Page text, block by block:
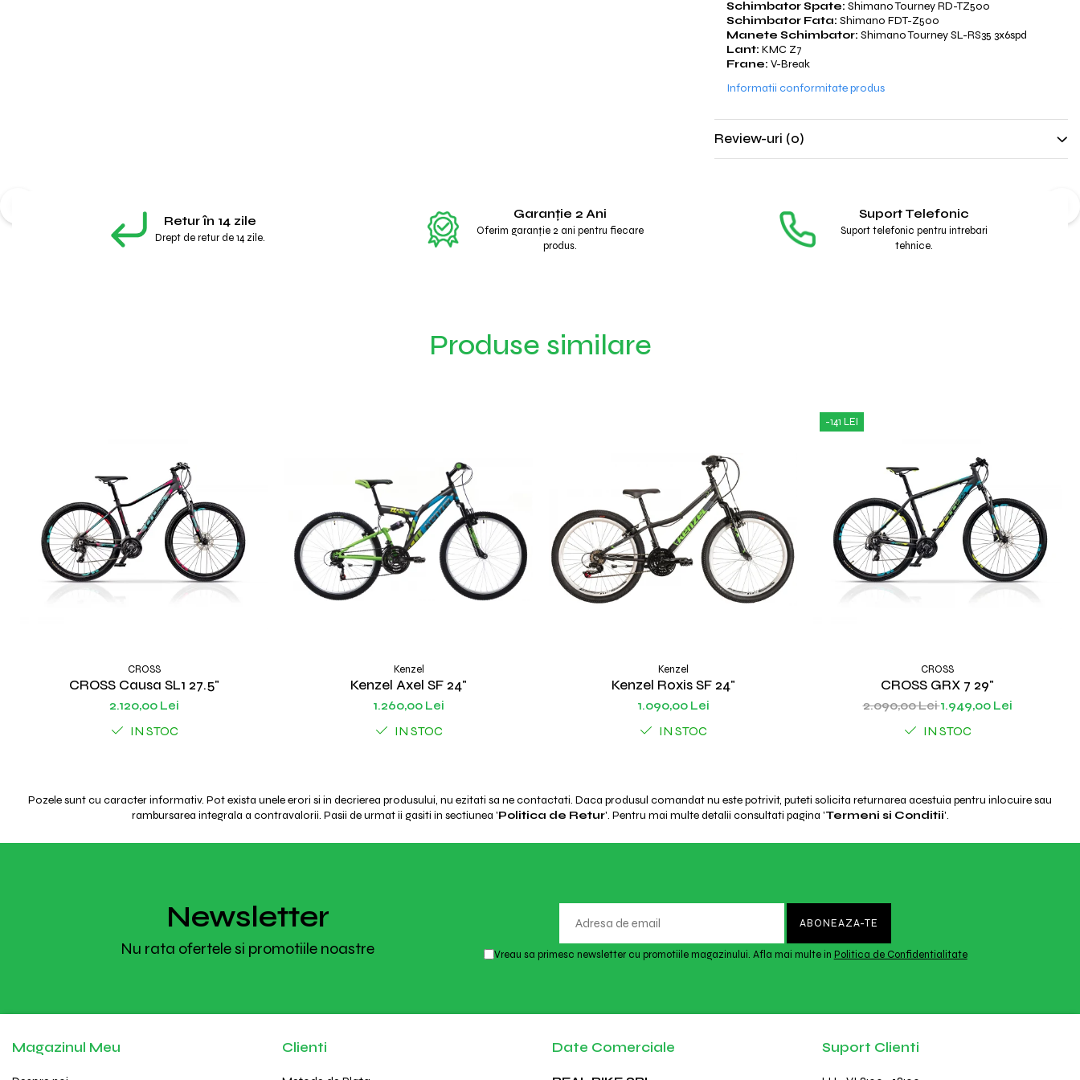
Schimbator Spate: Shimano Tourney RD-TZ500
Schimbator Fata: Shimano FDT-Z500
Manete Schimbator: Shimano Tourney SL-RS35 3x6spd
Lant: KMC Z7
Frane: V-Break
Informatii conformitate produs
Review-uri (0)
Retur în 14 zile
Drept de retur de 14 zile.
Garanție 2 Ani
Oferim garanție 2 ani pentru fiecare
produs.
Suport Telefonic
Suport telefonic pentru intrebari
tehnice.
Produse similare
CROSS
CROSS Causa SL1 27.5"
2.120,00 Lei
IN STOC
Kenzel
Kenzel Axel SF 24"
1.260,00 Lei
IN STOC
Kenzel
Kenzel Roxis SF 24"
1.090,00 Lei
IN STOC
-141 LEI
CROSS
CROSS GRX 7 29"
2.090,00 Lei1.949,00 Lei
IN STOC
Pozele sunt cu caracter informativ. Pot exista unele erori si in decrierea produsului, nu ezitati sa ne contactati. Daca produsul comandat nu este potrivit, puteti solicita returnarea acestuia pentru inlocuire sau
rambursarea integrala a contravalorii. Pasii de urmat ii gasiti in sectiunea 'Politica de Retur'. Pentru mai multe detalii consultati pagina 'Termeni si Conditii'.
Newsletter
Nu rata ofertele si promotiile noastre Vreau sa primesc newsletter cu promotiile magazinului. Afla mai multe in Politica de Confidentialitate
Magazinul Meu Clienti Date Comerciale Suport Clienti